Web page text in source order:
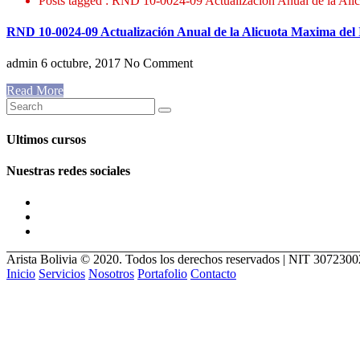
RND 10-0024-09 Actualización Anual de la Alicuota Maxima
admin 6 octubre, 2017 No Comment
Read More
Ultimos cursos
Nuestras redes sociales
Arista Bolivia © 2020. Todos los derechos reservados | NIT
Inicio Servicios Nosotros Portafolio Contacto